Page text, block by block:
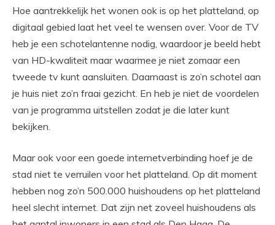
Hoe aantrekkelijk het wonen ook is op het platteland, op
digitaal gebied laat het veel te wensen over. Voor de TV
heb je een schotelantenne nodig, waardoor je beeld hebt
van HD-kwaliteit maar waarmee je niet zomaar een
tweede tv kunt aansluiten. Daarnaast is zo’n schotel aan
je huis niet zo’n fraai gezicht. En heb je niet de voordelen
van je programma uitstellen zodat je die later kunt
bekijken.
Maar ook voor een goede internetverbinding hoef je de
stad niet te verruilen voor het platteland. Op dit moment
hebben nog zo’n 500.000 huishoudens op het platteland
heel slecht internet. Dat zijn net zoveel huishoudens als